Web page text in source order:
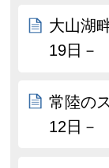
大山湖
19日－
常陸の
12日－